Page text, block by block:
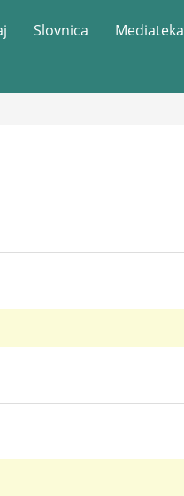
Slovnica Mediateka